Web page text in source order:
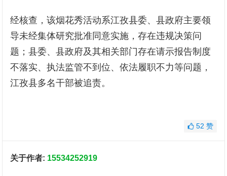
经核查，该烟花秀活动系江孜县委、县政府主要领
导未经集体研究批准同意实施，存在违规决策问
题；县委、县政府及其相关部门存在请示报告制度
不落实、执法监管不到位、依法履职不力等问题，
江孜县多名干部被追责。
52 赞
关于作者: 15534252919